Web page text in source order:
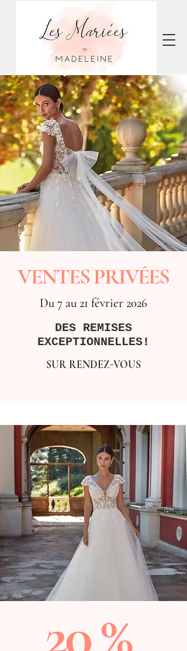
VENTES PRIVÉES
Du 7 au 21 février 2026
DES REMISES
EXCEPTIONNELLES!
SUR RENDEZ-VOUS
20%